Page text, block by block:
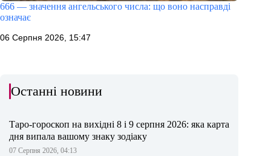
666 — значення ангельського числа: що воно насправді
означає
06 Серпня 2026, 15:47
Останні новини
Таро-гороскоп на вихідні 8 і 9 серпня 2026: яка карта
дня випала вашому знаку зодіаку
07 Серпня 2026, 04:13